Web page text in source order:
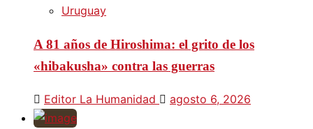
Uruguay
A 81 años de Hiroshima: el grito de los
«hibakusha» contra las guerras
Editor La Humanidad agosto 6, 2026